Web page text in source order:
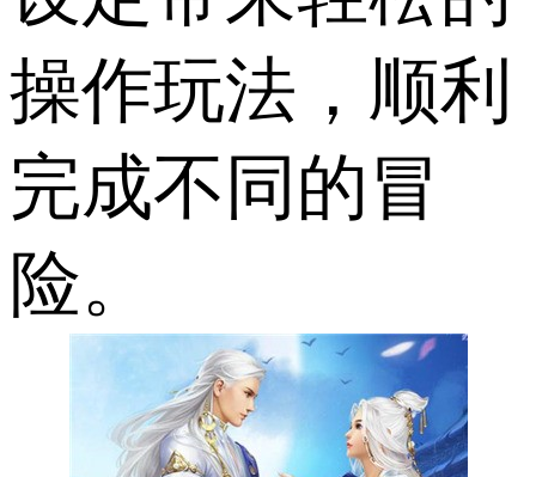
操作玩法，顺利
完成不同的冒
险。